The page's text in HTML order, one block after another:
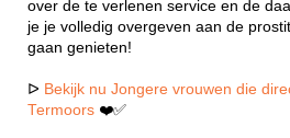
over de te verlenen service en de
je je volledig overgeven aan de
gaan genieten!
ᐅ Bekijk nu Jongere vrouwen die
Termoors ❤️✅